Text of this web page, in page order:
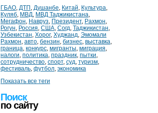
ГБАО, ДТП , Душанбе, Китай, Культура,
Куляб, МВД, МВД Таджикистана,
Мегафон, Навруз, Президент, Рахмон,
Рогун, Россия, США, Согд, Таджикистан,
Узбекистан, Хорог, Худжанд, Эмомали
Рахмон, авто, бензин, бизнес, выставка,
граница, конкурс, мигранты, миграция,
налоги, политика, праздник, пытки,
сотрудничество, спорт, суд, туризм,
фестиваль, футбол, экономика
Показать все теги
Поиск
по сайту